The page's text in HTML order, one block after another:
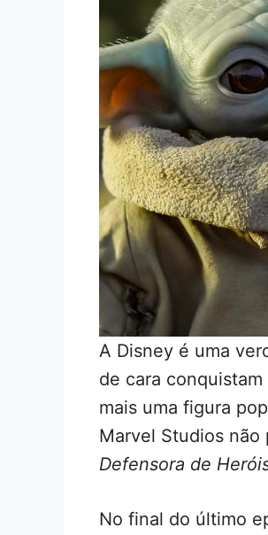
A Disney é uma
de cara
mais uma figura
Marvel Studios
Defensora de
No final do último